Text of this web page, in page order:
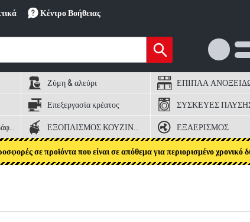
Κέντρο Βοήθειας
Ζύμη & αλεύρι
Επεξεργασία κρέατος ΣΥΣΚΕΥΕΣ
Καφετέρια, παγωτά και βάφλες ΕΞΑΕΡΙΣΜΟΣ
σε προϊόντα που είναι σε απόθεμα για περιορισμένο χρονικό